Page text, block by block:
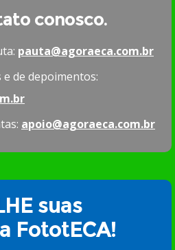
conosco.
pauta@agoraeca.com.br
de depoimentos:
apoio@agoraeca.com.br
suas
FototECA!